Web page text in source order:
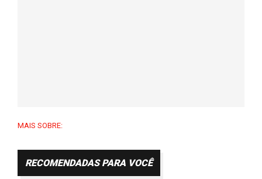
MAIS SOBRE:
RECOMENDADAS PARA VOCÊ